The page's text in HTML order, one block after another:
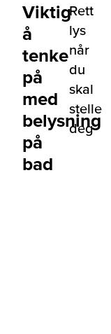
Viktig
å
tenke
på
med
belysning
på
bad
Rett
lys
når
du
skal
stelle
deg